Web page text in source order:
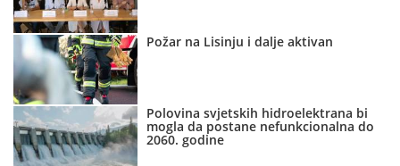
Požar na Lisinju i dalje aktivan
Polovina svjetskih hidroelektrana bi
mogla da postane nefunkcionalna do
2060. godine